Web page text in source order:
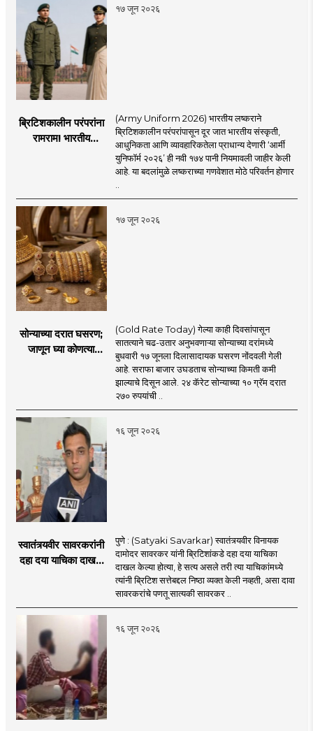
१७ जून २०२६
ब्रिटिशकालीन परंपरांना
रामराम! भारतीय
(Army Uniform 2026) भारतीय लष्कराने
ब्रिटिशकालीन परंपरांपासून दूर जात भारतीय संस्कृती,
आधुनिकता आणि व्यावहारिकतेला प्राधान्य देणारी ‘आर्मी
युनिफॉर्म २०२६’ ही नवी १७४ पानी नियमावली जाहीर केली
आहे. या बदलांमुळे लष्कराच्या गणवेशात मोठे परिवर्तन होणार
१७ जून २०२६
सोन्याच्या दरात घसरण;
जाणून घ्या कोणत्या
(Gold Rate Today) गेल्या काही दिवसांपासून
सातत्याने चढ-उतार अनुभवणाऱ्या सोन्याच्या दरांमध्ये
बुधवारी १७ जूनला दिलासादायक घसरण नोंदवली गेली
आहे. सराफा बाजार उघडताच सोन्याच्या किमती कमी
झाल्याचे दिसून आले. २४ कॅरेट सोन्याच्या १० ग्रॅम दरात
२७० रुपयांची ..
१६ जून २०२६
स्वातंत्र्यवीर सावरकरांनी
दहा दया याचिका दाखल
निष्ठा व्यक्त केली नाही’!
पणतू सात्यकी सावरकर
यांनी न्यायालयात सादर
केला दावा
पुणे : (Satyaki Savarkar) स्वातंत्र्यवीर विनायक
दामोदर सावरकर यांनी ब्रिटिशांकडे दहा दया याचिका
दाखल केल्या होत्या, हे सत्य असले तरी त्या याचिकांमध्ये
त्यांनी ब्रिटिश सत्तेबद्दल निष्ठा व्यक्त केली नव्हती, असा दावा
सावरकरांचे पणतू सात्यकी सावरकर ..
१६ जून २०२६